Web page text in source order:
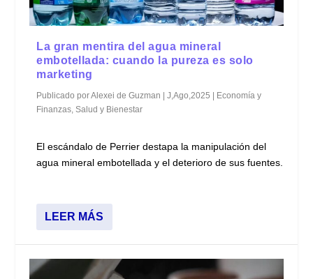
La gran mentira del agua mineral
embotellada: cuando la pureza es solo
marketing
Publicado porAlexei de Guzman |J,Ago,2025
Economía y
Finanzas,Salud y Bienestar
El escándalo de Perrier destapa la manipulación del
agua mineral embotellada y el deterioro de sus fuentes.
LEER MÁS